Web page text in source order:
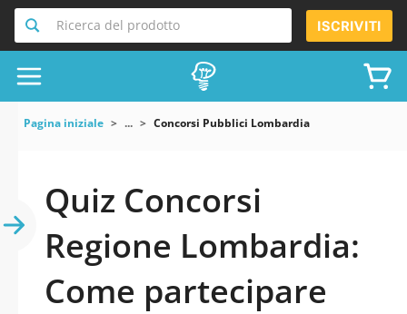
Ricerca del prodotto ISCRIVITI
Pagina iniziale ... Concorsi Pubblici Lombardia
Quiz Concorsi
Regione Lombardia:
Come partecipare